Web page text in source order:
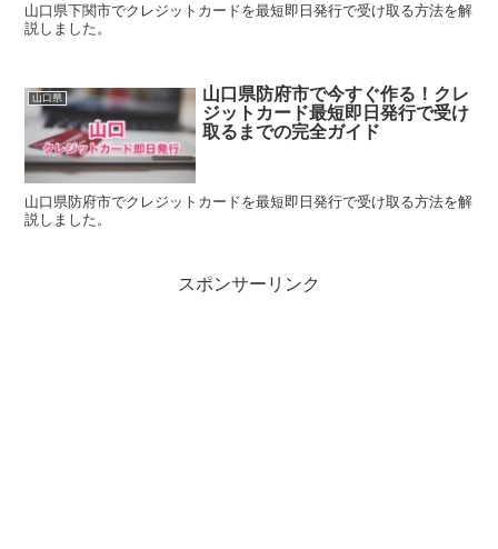
山口県下関市でクレジットカードを最短即日発行で受け取る方法を解
説しました。
山口県
山口県防府市で今すぐ作る！クレ
ジットカード最短即日発行で受け
取るまでの完全ガイド
山口県防府市でクレジットカードを最短即日発行で受け取る方法を解
説しました。
スポンサーリンク